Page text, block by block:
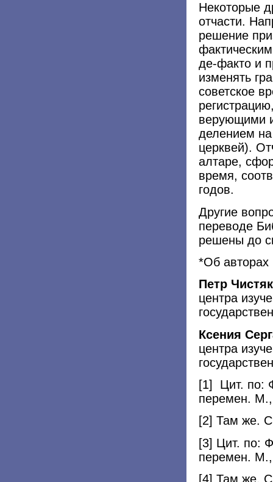
Некоторые
отчасти.
решение
де-факто и
изменять
советское
верующими
делением
церквей).
алтаре,
время,
годов.
Другие
переводе
решены до
*Об авторах
Петр
центра
Ксения
центра
[1] Цит. по:
перемен.
[2] Там же.
[3] Цит. по:
перемен.
[4] Там же.